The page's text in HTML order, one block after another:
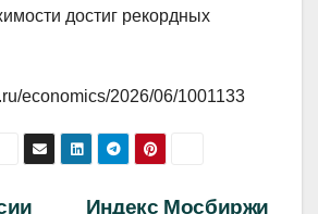
достиг рекордных
economics/2026/06/1001133
Индекс Мосбиржи